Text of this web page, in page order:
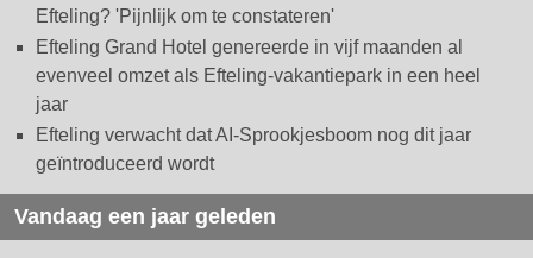
Efteling? 'Pijnlijk om te constateren'
Efteling Grand Hotel genereerde in vijf maanden al
evenveel omzet als Efteling-vakantiepark in een heel
jaar
Efteling verwacht dat AI-Sprookjesboom nog dit jaar
geïntroduceerd wordt
Vandaag een jaar geleden